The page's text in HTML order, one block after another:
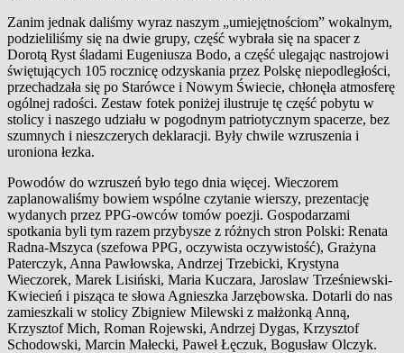
Zanim jednak daliśmy wyraz naszym „umiejętnościom” wokalnym,
podzieliliśmy się na dwie grupy, część wybrała się na spacer z
Dorotą Ryst śladami Eugeniusza Bodo, a część ulegając nastrojowi
świętujących 105 rocznicę odzyskania przez Polskę niepodległości,
przechadzała się po Starówce i Nowym Świecie, chłonęła atmosferę
ogólnej radości. Zestaw fotek poniżej ilustruje tę część pobytu w
stolicy i naszego udziału w pogodnym patriotycznym spacerze, bez
szumnych i nieszczerych deklaracji. Były chwile wzruszenia i
uroniona łezka.
Powodów do wzruszeń było tego dnia więcej. Wieczorem
zaplanowaliśmy bowiem wspólne czytanie wierszy, prezentację
wydanych przez PPG-owców tomów poezji. Gospodarzami
spotkania byli tym razem przybysze z różnych stron Polski: Renata
Radna-Mszyca (szefowa PPG, oczywista oczywistość), Grażyna
Paterczyk, Anna Pawłowska, Andrzej Trzebicki, Krystyna
Wieczorek, Marek Lisiński, Maria Kuczara, Jaroslaw Trześniewski-
Kwiecień i pisząca te słowa Agnieszka Jarzębowska. Dotarli do nas
zamieszkali w stolicy Zbigniew Milewski z małżonką Anną,
Krzysztof Mich, Roman Rojewski, Andrzej Dygas, Krzysztof
Schodowski, Marcin Małecki, Paweł Łęczuk, Bogusław Olczyk.